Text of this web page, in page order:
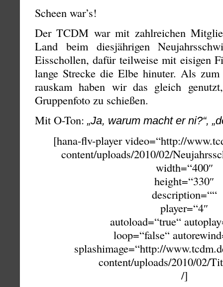
Scheen war’s!
Der TCDM war mit zahlreichen
Land beim diesjährigen
Eisschollen, dafür teilweise mit eisigen
lange Strecke die Elbe hinuter. Als
rauskam haben wir das gleich
Gruppenfoto zu schießen.
Mit O-Ton: „Ja, warum macht er ni?“,
[hana-flv-player video=“http://
content/uploads/2010/02/
width=“400″
height=“330″
description=““
player=“4″
autoload=“true“
loop=“false“
splashimage=“http://
content/uploads/2010/02/
/]